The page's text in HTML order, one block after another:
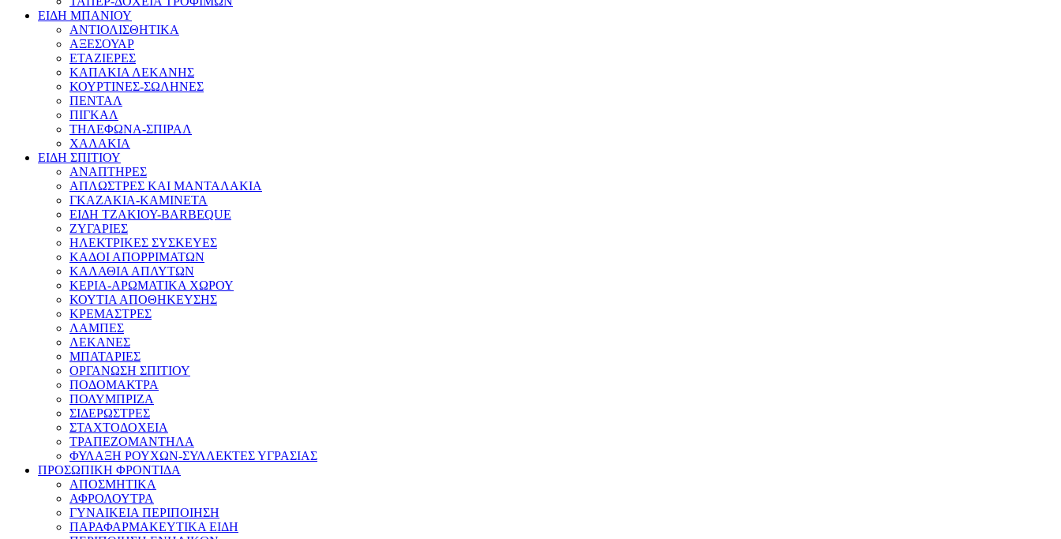
ΕΙΔΗ ΜΠΑΝΙΟΥ
ΑΝΤΙΟΛΙΣΘΗΤΙΚΑ
ΑΞΕΣΟΥΑΡ
ΕΤΑΖΙΕΡΕΣ
ΚΑΠΑΚΙΑ ΛΕΚΑΝΗΣ
ΚΟΥΡΤΙΝΕΣ-ΣΩΛΗΝΕΣ
ΠΕΝΤΑΛ
ΠΙΓΚΑΛ
ΤΗΛΕΦΩΝΑ-ΣΠΙΡΑΛ
ΧΑΛΑΚΙΑ
ΕΙΔΗ ΣΠΙΤΙΟΥ
ΑΝΑΠΤΗΡΕΣ
ΑΠΛΩΣΤΡΕΣ ΚΑΙ ΜΑΝΤΑΛΑΚΙΑ
ΓΚΑΖΑΚΙΑ-ΚΑΜΙΝΕΤΑ
ΕΙΔΗ ΤΖΑΚΙΟΥ-BARBEQUE
ΖΥΓΑΡΙΕΣ
ΗΛΕΚΤΡΙΚΕΣ ΣΥΣΚΕΥΕΣ
ΚΑΔΟΙ ΑΠΟΡΡΙΜΑΤΩΝ
ΚΑΛΑΘΙΑ ΑΠΛΥΤΩΝ
ΚΕΡΙΑ-ΑΡΩΜΑΤΙΚΑ ΧΩΡΟΥ
ΚΟΥΤΙΑ ΑΠΟΘΗΚΕΥΣΗΣ
ΚΡΕΜΑΣΤΡΕΣ
ΛΑΜΠΕΣ
ΛΕΚΑΝΕΣ
ΜΠΑΤΑΡΙΕΣ
ΟΡΓΑΝΩΣΗ ΣΠΙΤΙΟΥ
ΠΟΔΟΜΑΚΤΡΑ
ΠΟΛΥΜΠΡΙΖΑ
ΣΙΔΕΡΩΣΤΡΕΣ
ΣΤΑΧΤΟΔΟΧΕΙΑ
ΤΡΑΠΕΖΟΜΑΝΤΗΛΑ
ΦΥΛΑΞΗ ΡΟΥΧΩΝ-ΣΥΛΛΕΚΤΕΣ ΥΓΡΑΣΙΑΣ
ΠΡΟΣΩΠΙΚΗ ΦΡΟΝΤΙΔΑ
ΑΠΟΣΜΗΤΙΚΑ
ΑΦΡΟΛΟΥΤΡΑ
ΓΥΝΑΙΚΕΙΑ ΠΕΡΙΠΟΙΗΣΗ
ΠΑΡΑΦΑΡΜΑΚΕΥΤΙΚΑ ΕΙΔΗ